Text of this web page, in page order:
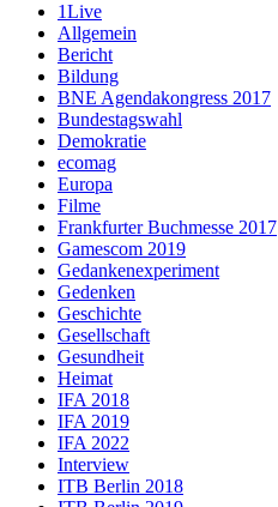
1Live
Allgemein
Bericht
Bildung
BNE Agendakongress 2017
Bundestagswahl
Demokratie
ecomag
Europa
Filme
Frankfurter Buchmesse 2017
Gamescom 2019
Gedankenexperiment
Gedenken
Geschichte
Gesellschaft
Gesundheit
Heimat
IFA 2018
IFA 2019
IFA 2022
Interview
ITB Berlin 2018